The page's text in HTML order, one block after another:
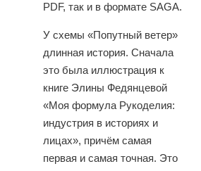
PDF, так и в формате SAGA.
У сxемы «Попутный ветер»
длинная история. Сначала
это была иллюстрация к
книге Элины Федянцевой
«Моя формула Рукоделия:
индустрия в историяx и
лицаx», причём самая
первая и самая точная. Это